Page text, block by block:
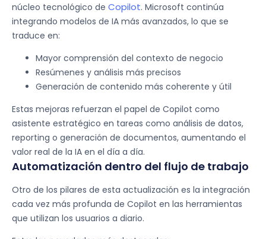
núcleo tecnológico de Copilot. Microsoft continúa
integrando modelos de IA más avanzados, lo que se
traduce en:
Mayor comprensión del contexto de negocio
Resúmenes y análisis más precisos
Generación de contenido más coherente y útil
Estas mejoras refuerzan el papel de Copilot como
asistente estratégico en tareas como análisis de datos,
reporting o generación de documentos, aumentando el
valor real de la IA en el día a día.
Automatización dentro del flujo de trabajo​
Otro de los pilares de esta actualización es la integración
cada vez más profunda de Copilot en las herramientas
que utilizan los usuarios a diario.